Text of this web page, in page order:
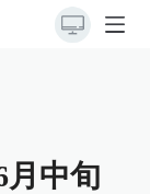
月中旬